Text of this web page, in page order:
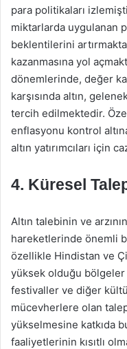
para politikaları
miktarlarda uygulanan
beklentilerini
kazanmasına yol
dönemlerinde, değer
karşısında altın,
tercih edilmektedir.
enflasyonu kontrol
altın yatırımcıları için
4. Küresel
Altın talebinin ve
hareketlerinde önemli
özellikle Hindistan ve
yüksek olduğu bölgeler
festivaller ve diğer
mücevherlere olan
yükselmesine katkıda
faaliyetlerinin kısıtlı